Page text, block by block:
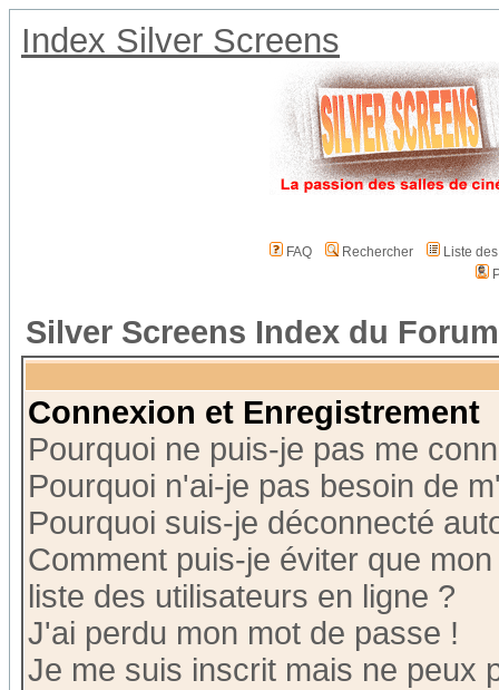
Index Silver Screens
FAQ Rechercher
Liste
Silver Screens Index du Forum
Connexion et Enregistrement
Pourquoi ne puis-je pas me
Pourquoi n'ai-je pas besoin de
Pourquoi suis-je déconnecté
Comment puis-je éviter que
liste des utilisateurs en ligne ?
J'ai perdu mon mot de passe !
Je me suis inscrit mais ne peux